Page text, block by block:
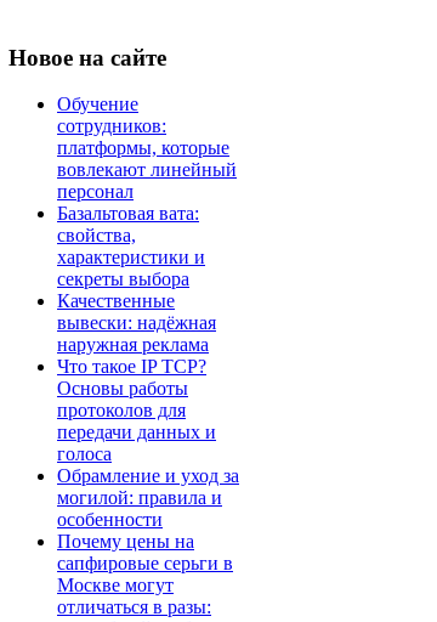
Новое на сайте
Обучение
сотрудников:
платформы, которые
вовлекают линейный
персонал
Базальтовая вата:
свойства,
характеристики и
секреты выбора
Качественные
вывески: надёжная
наружная реклама
Что такое IP TCP?
Основы работы
протоколов для
передачи данных и
голоса
Обрамление и уход за
могилой: правила и
особенности
Почему цены на
сапфировые серьги в
Москве могут
отличаться в разы: